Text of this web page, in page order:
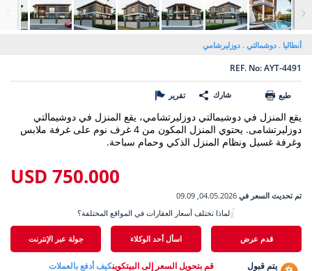
أنطاليا دوشمالتي دوزليرشامي
REF. No: AYT-4491
طبع شارك تقرير
يقع المنزل في دوشيمالتي دوزليرتشامي، يقع المنزل في دوشيمالتي
دوزليرتشامى. يحتوي المنزل المكون من 4 غرف نوم على غرفة ملابس
وغرفة غسيل ونظام المنزل الذكي وحمام سباحة.
750.000 USD
تم تحديث السعر في 04.05.2026, 09.09
قدم عرض اسأل أحد الوكلاء جولة عبر الإنترنت
لماذا تختلف أسعار العقارات في المواقع المختلفة؟
يتم قبول
قم بتحويل السعر إلى البيتكوينكيف أدفع بالعملات